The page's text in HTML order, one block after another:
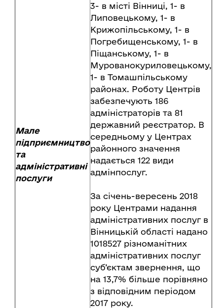
Мале
підприємництво
та
адміністративні
послуги
3- в місті Вінниці, 1- в
Липовецькому, 1- в
Крижопільському, 1- в
Погребищенському, 1- в
Піщанському, 1- в
Мурованокуриловецькому,
1- в Томашпільському
районах. Роботу Центрів
забезпечують 186
адміністраторів та 81
державний реєстратор. В
середньому у Центрах
районного значення
надається 122 види
адмінпослуг.
За січень-вересень 2018
року Центрами надання
адміністративних послуг в
Вінницькій області надано
1018527 різноманітних
адміністративних послуг
суб’єктам звернення, що
на 13,7% більше порівняно
з відповідним періодом
2017 року.